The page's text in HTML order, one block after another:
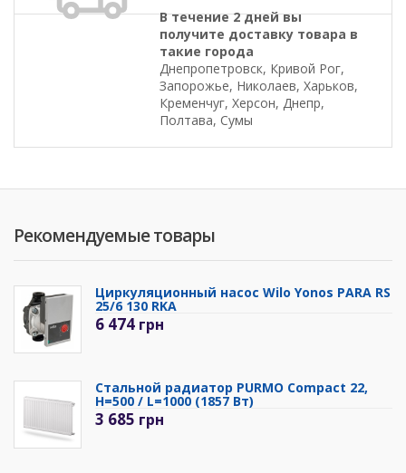
В течение 2 дней вы
получите доставку товара в
такие города
Днепропетровск, Кривой Рог,
Запорожье, Николаев, Харьков,
Кременчуг, Херсон, Днепр,
Полтава, Сумы
Рекомендуемые товары
Циркуляционный насос Wilo Yonos PARA RS
25/6 130 RKA
6 474 грн
Стальной радиатор PURMO Compact 22,
H=500 / L=1000 (1857 Вт)
3 685 грн